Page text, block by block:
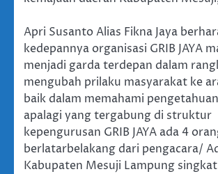
Apri Susanto Alias Fikna Jaya
kedepannya organisasi GRIB JAYA
menjadi garda terdepan dalam
mengubah prilaku masyarakat ke
baik dalam memahami
apalagi yang tergabung di struktur
kepengurusan GRIB JAYA ada 4
berlatarbelakang dari pengacara/
Kabupaten Mesuji Lampung